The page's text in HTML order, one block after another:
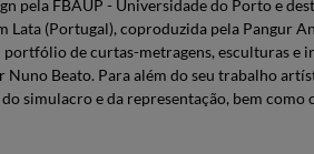
pela FBAUP - Universidade do Porto e
Lata (Portugal), coproduzida pela
de curtas-metragens, esculturas
Nuno Beato. Para além do seu trabalho
simulacro e da representação, bem